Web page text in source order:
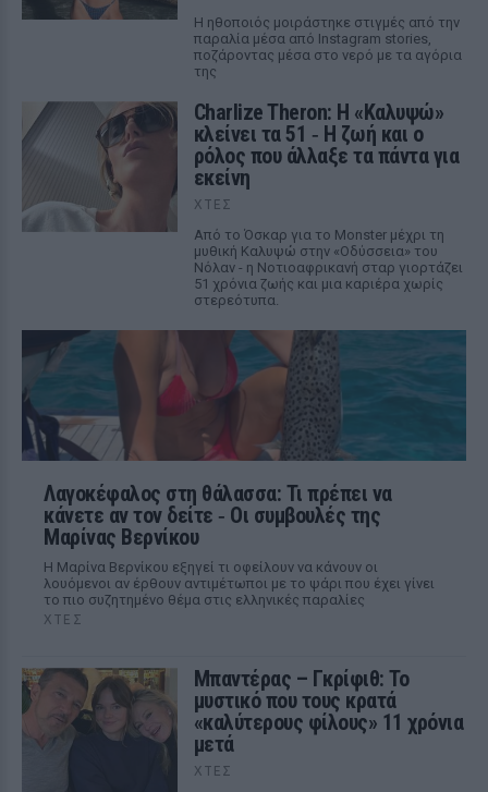
Η ηθοποιός μοιράστηκε στιγμές από την
παραλία μέσα από Instagram stories,
ποζάροντας μέσα στο νερό με τα αγόρια
της
Charlize Theron: Η «Καλυψώ»
κλείνει τα 51 ‑ H ζωή και ο
ρόλος που άλλαξε τα πάντα για
εκείνη
ΧΤΕΣ
Από το Όσκαρ για το Monster μέχρι τη
μυθική Καλυψώ στην «Οδύσσεια» του
Νόλαν - η Νοτιοαφρικανή σταρ γιορτάζει
51 χρόνια ζωής και μια καριέρα χωρίς
στερεότυπα.
Λαγοκέφαλος στη θάλασσα: Τι πρέπει να
κάνετε αν τον δείτε ‑ Οι συμβουλές της
Μαρίνας Βερνίκου
Η Μαρίνα Βερνίκου εξηγεί τι οφείλουν να κάνουν οι
λουόμενοι αν έρθουν αντιμέτωποι με το ψάρι που έχει γίνει
το πιο συζητημένο θέμα στις ελληνικές παραλίες
ΧΤΕΣ
Μπαντέρας – Γκρίφιθ: Το
μυστικό που τους κρατά
«καλύτερους φίλους» 11 χρόνια
μετά
ΧΤΕΣ